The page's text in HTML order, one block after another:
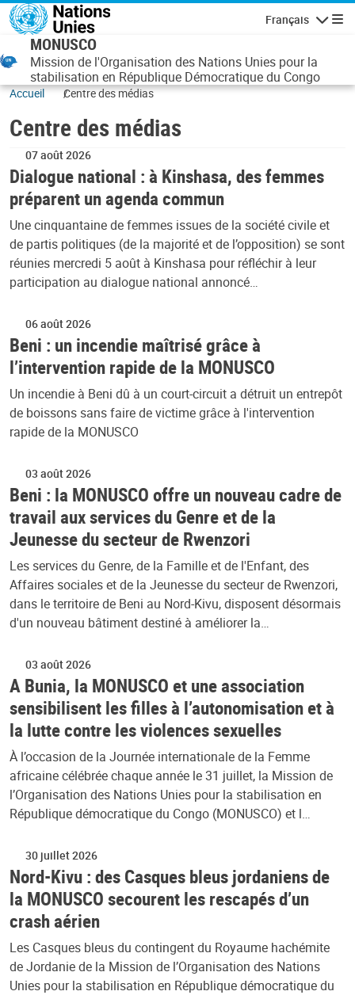
Aller au contenu principal
Français
MONUSCO
Mission de l'Organisation des Nations Unies pour la
stabilisation en République Démocratique du Congo
Accueil Centre des médias
Centre des médias
07 août 2026
Dialogue national : à Kinshasa, des femmes
préparent un agenda commun
Une cinquantaine de femmes issues de la société civile et
de partis politiques (de la majorité et de l’opposition) se sont
réunies mercredi 5 août à Kinshasa pour réfléchir à leur
participation au dialogue national annoncé…
06 août 2026
Beni : un incendie maîtrisé grâce à
l’intervention rapide de la MONUSCO
Un incendie à Beni dû à un court-circuit a détruit un entrepôt
de boissons sans faire de victime grâce à l'intervention
rapide de la MONUSCO
03 août 2026
Beni : la MONUSCO offre un nouveau cadre de
travail aux services du Genre et de la
Jeunesse du secteur de Rwenzori
Les services du Genre, de la Famille et de l'Enfant, des
Affaires sociales et de la Jeunesse du secteur de Rwenzori,
dans le territoire de Beni au Nord-Kivu, disposent désormais
d'un nouveau bâtiment destiné à améliorer la…
03 août 2026
A Bunia, la MONUSCO et une association
sensibilisent les filles à l’autonomisation et à
la lutte contre les violences sexuelles
À l’occasion de la Journée internationale de la Femme
africaine célébrée chaque année le 31 juillet, la Mission de
l’Organisation des Nations Unies pour la stabilisation en
République démocratique du Congo (MONUSCO) et l…
30 juillet 2026
Nord-Kivu : des Casques bleus jordaniens de
la MONUSCO secourent les rescapés d’un
crash aérien
Les Casques bleus du contingent du Royaume hachémite
de Jordanie de la Mission de l’Organisation des Nations
Unies pour la stabilisation en République démocratique du